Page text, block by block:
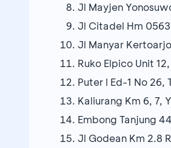
Jl Mayjen
Jl Citadel Hm
Jl Manyar
Ruko Elpico Unit
Puter I Ed-1 No 26,
Kaliurang Km 6, 7,
Embong Tanjung
Jl Godean Km 2.8